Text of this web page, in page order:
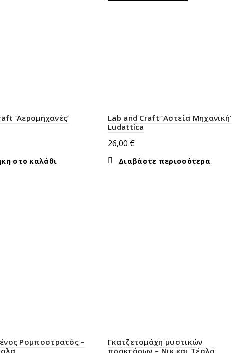
‘Αερομηχανές’
στο καλάθι
Lab and Craft ‘Αστεία Μηχανική’
Ludattica
26,00 €
Διαβάστε περισσότερα
Ρομποστρατός –
Γκατζετομάχη μυστικών
πρακτόρων – Νικ και Τέσλα